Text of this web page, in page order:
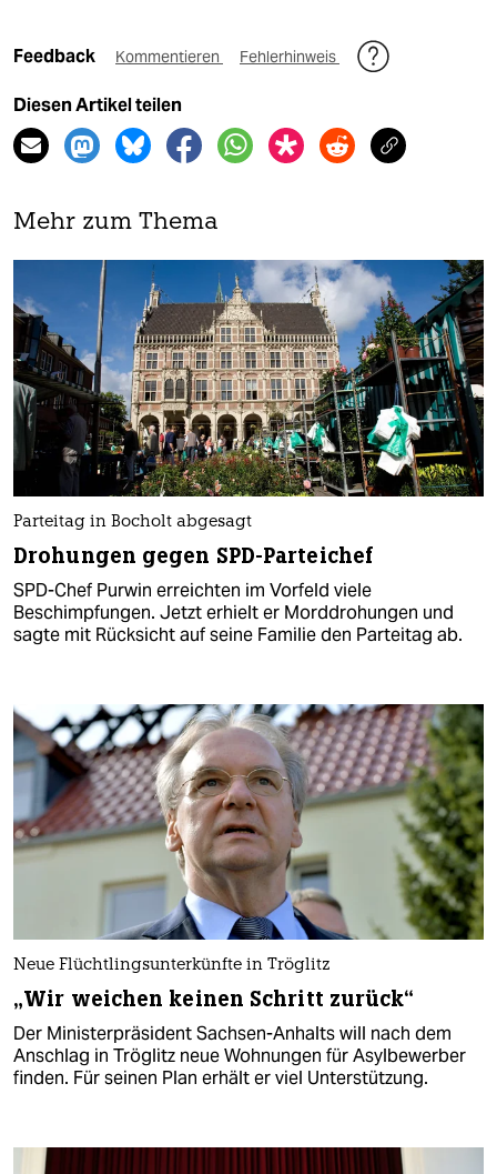
Feedback Kommentieren Fehlerhinweis
Diesen Artikel teilen
Mehr zum Thema
Parteitag in Bocholt abgesagt
Drohungen gegen SPD-Parteichef
SPD-Chef Purwin erreichten im Vorfeld viele
Beschimpfungen. Jetzt erhielt er Morddrohungen und
sagte mit Rücksicht auf seine Familie den Parteitag ab.
Neue Flüchtlingsunterkünfte in Tröglitz
„Wir weichen keinen Schritt zurück“
Der Ministerpräsident Sachsen-Anhalts will nach dem
Anschlag in Tröglitz neue Wohnungen für Asylbewerber
finden. Für seinen Plan erhält er viel Unterstützung.